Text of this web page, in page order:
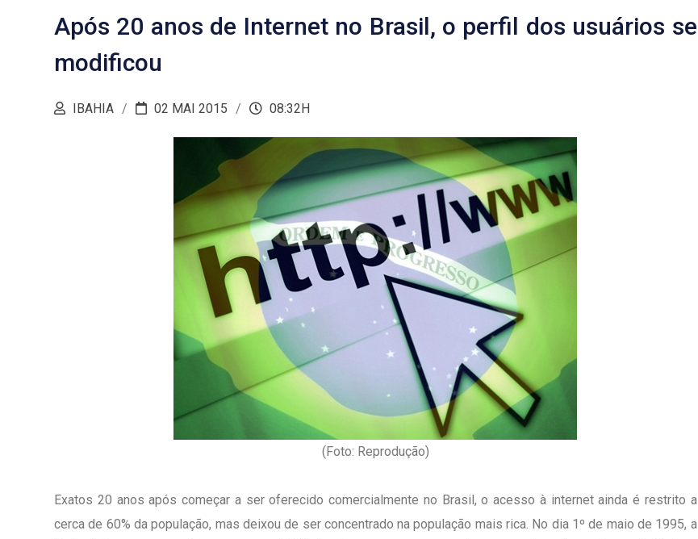
Após 20 anos de Internet no Brasil, o perfil dos usuários se
modificou
IBAHIA 02 MAI 2015 08:32H
(Foto: Reprodução)
Exatos 20 anos após começar a ser oferecido comercialmente no Brasil, o acesso à internet ainda é restrito a
cerca de 60% da população, mas deixou de ser concentrado na população mais rica. No dia 1º de maio de 1995, a